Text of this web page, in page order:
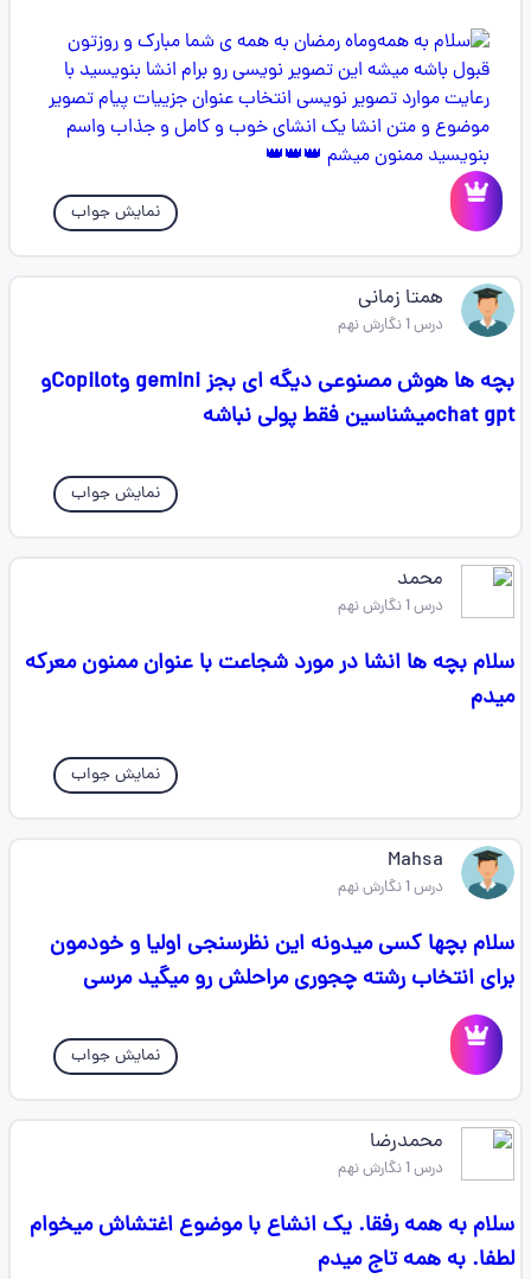
نمایش جواب
همتا زمانی
درس 1 نگارش نهم
بچه ها هوش مصنوعی دیگه ای بجز gemini وCopilotو
chat gptمیشناسین فقط پولی نباشه
نمایش جواب
محمد
درس 1 نگارش نهم
سلام بچه ها انشا در مورد شجاعت با عنوان ممنون معرکه
میدم
نمایش جواب
Mahsa
درس 1 نگارش نهم
سلام بچها کسی میدونه این نظرسنجی اولیا و خودمون
برای انتخاب رشته چجوری مراحلش رو میگید مرسی
نمایش جواب
محمدرضا
درس 1 نگارش نهم
سلام به همه رفقا. یک انشاع با موضوع اغتشاش میخوام
لطفا. به همه تاج میدم